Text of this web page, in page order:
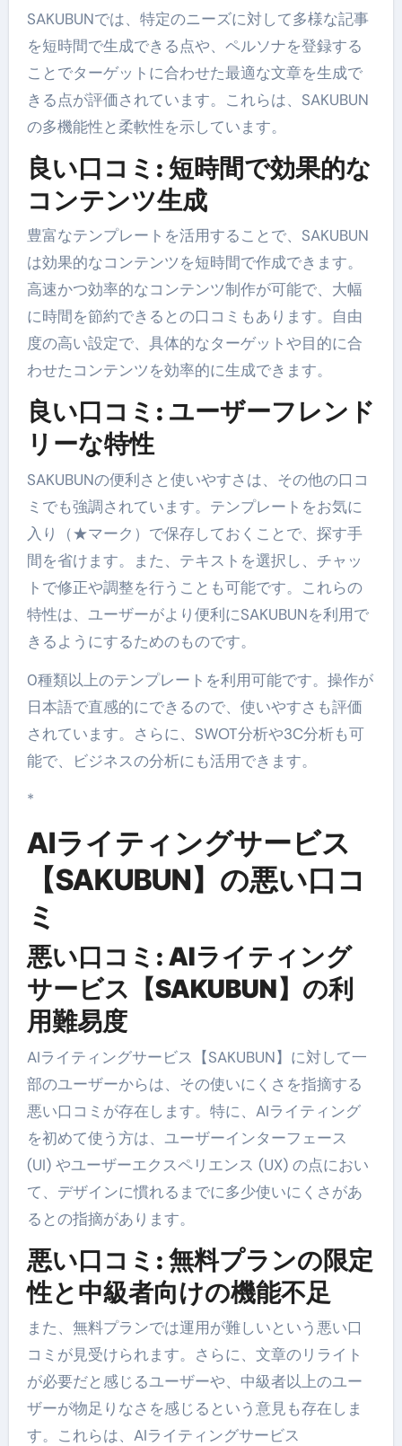
SAKUBUNでは、特定のニーズに対して多様な記事
を短時間で生成できる点や、ペルソナを登録する
ことでターゲットに合わせた最適な文章を生成で
きる点が評価されています。これらは、SAKUBUN
の多機能性と柔軟性を示しています。
良い口コミ: 短時間で効果的な
コンテンツ生成
豊富なテンプレートを活用することで、SAKUBUN
は効果的なコンテンツを短時間で作成できます。
高速かつ効率的なコンテンツ制作が可能で、大幅
に時間を節約できるとの口コミもあります。自由
度の高い設定で、具体的なターゲットや目的に合
わせたコンテンツを効率的に生成できます。
良い口コミ: ユーザーフレンド
リーな特性
SAKUBUNの便利さと使いやすさは、その他の口コ
ミでも強調されています。テンプレートをお気に
入り（★マーク）で保存しておくことで、探す手
間を省けます。また、テキストを選択し、チャッ
トで修正や調整を行うことも可能です。これらの
特性は、ユーザーがより便利にSAKUBUNを利用で
きるようにするためのものです。
0種類以上のテンプレートを利用可能です。操作が
日本語で直感的にできるので、使いやすさも評価
されています。さらに、SWOT分析や3C分析も可
能で、ビジネスの分析にも活用できます。
*
AIライティングサービス
【SAKUBUN】の悪い口コ
ミ
悪い口コミ: AIライティング
サービス【SAKUBUN】の利
用難易度
AIライティングサービス【SAKUBUN】に対して一
部のユーザーからは、その使いにくさを指摘する
悪い口コミが存在します。特に、AIライティング
を初めて使う方は、ユーザーインターフェース
(UI) やユーザーエクスペリエンス (UX) の点におい
て、デザインに慣れるまでに多少使いにくさがあ
るとの指摘があります。
悪い口コミ: 無料プランの限定
性と中級者向けの機能不足
また、無料プランでは運用が難しいという悪い口
コミが見受けられます。さらに、文章のリライト
が必要だと感じるユーザーや、中級者以上のユー
ザーが物足りなさを感じるという意見も存在しま
す。これらは、AIライティングサービス